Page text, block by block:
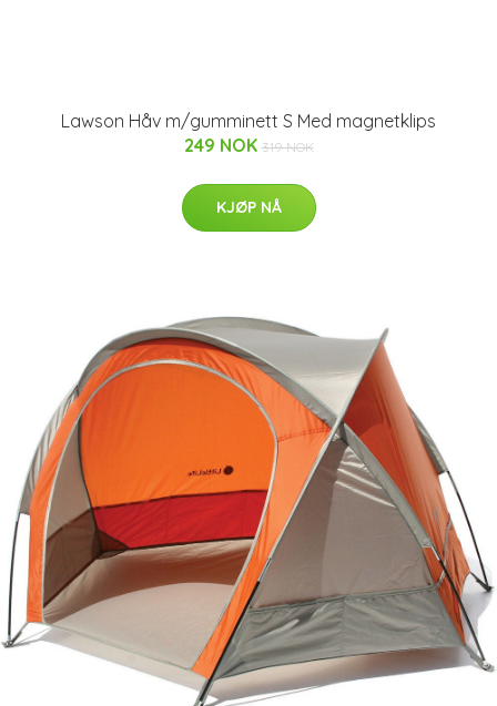
Lawson Håv m/gumminett S Med magnetklips
249 NOK 319 NOK
KJØP NÅ